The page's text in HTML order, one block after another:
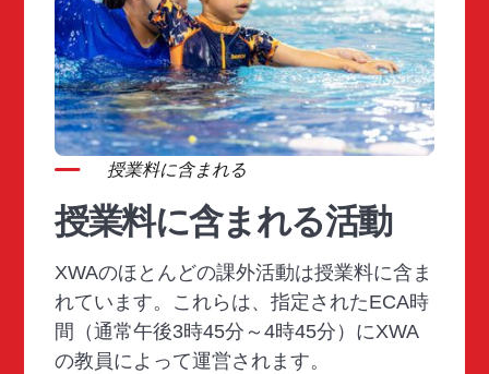
授業料に含まれる
授業料に含まれる活動
XWAのほとんどの課外活動は授業料に含ま
れています。これらは、指定されたECA時
間（通常午後3時45分～4時45分）にXWA
の教員によって運営されます。